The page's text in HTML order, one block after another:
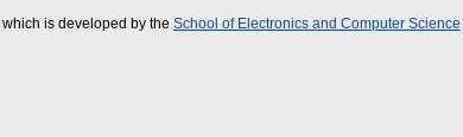
which is developed by the School of Electronics and Computer Science